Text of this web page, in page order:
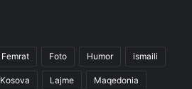
Femrat Foto Humor ismaili
Kosova Lajme Maqedonia